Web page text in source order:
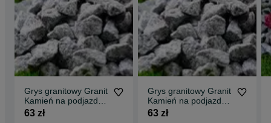
Grys granitowy Granit
Kamień na podjazd
parking ogród
63 zł
Grys granitowy Granit
Kamień na podjazd
parking ogród
63 zł